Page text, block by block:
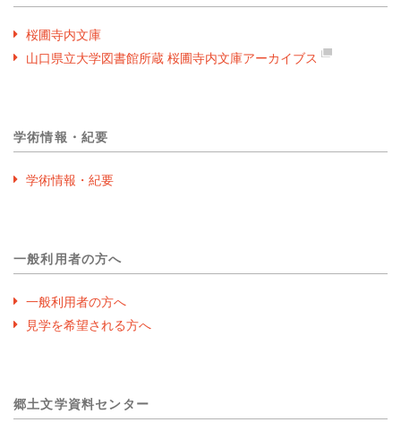
桜圃寺内文庫
山口県立大学図書館所蔵 桜圃寺内文庫アーカイブス
学術情報・紀要
学術情報・紀要
一般利用者の方へ
一般利用者の方へ
見学を希望される方へ
郷土文学資料センター